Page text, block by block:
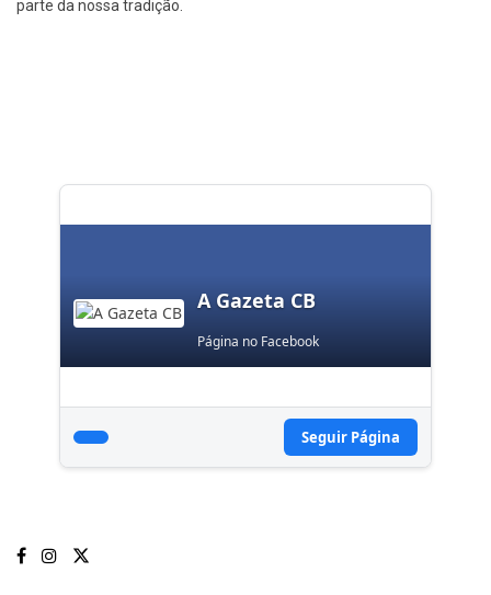
parte da nossa tradição.
A Gazeta CB
Página no Facebook
Seguir Página